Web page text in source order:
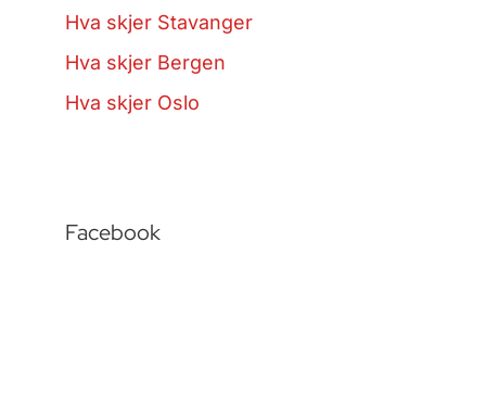
Hva skjer Stavanger
Hva skjer Bergen
Hva skjer Oslo
Facebook